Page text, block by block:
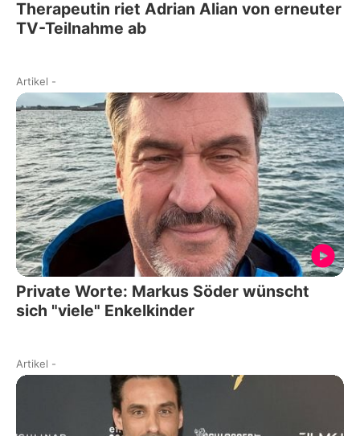
Therapeutin riet Adrian Alian von erneuter
TV-Teilnahme ab
Artikel -
Private Worte: Markus Söder wünscht
sich "viele" Enkelkinder
Artikel -